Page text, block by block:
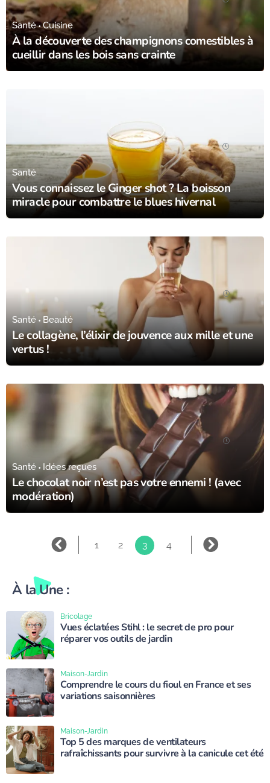
À la découverte des champignons comestibles à
cueillir dans les bois sans crainte
Santé Cuisine
Vous connaissez le Ginger shot ? La boisson
miracle pour combattre le blues hivernal
Santé
06/12/23
Le collagène, l’élixir de jouvence aux mille et une
vertus !
Santé Beauté
04/12/23
Le chocolat noir n’est pas votre ennemi ! (avec
modération)
Santé Idées reçues
02/12/23
1 2 3 4
À la Une :
Vues éclatées Stihl : le secret de pro pour
réparer vos outils de jardin
Bricolage
Comprendre le cours du fioul en France et ses
variations saisonnières
Maison-Jardin
Top 5 des marques de ventilateurs
rafraîchissants pour survivre à la canicule cet été
Maison-Jardin